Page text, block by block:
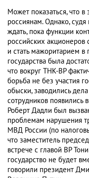
Может показаться, что в
россиянам. Однако, судя
ждать, пока функции
российских
и стать мажоритарием в
государства была
что вокруг ТНК-BP
борьба не без участия
обыски, заводились
сотрудников появились
Роберт Дадли был
проблемам нарушения
МВД России (по
что заместитель
встрече с главой ВР
государство не будет
говорили президент